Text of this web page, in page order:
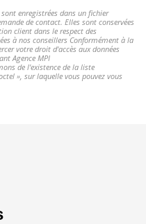
enregistrées dans un fichier
de contact. Elles sont conservées
client dans le respect des
à nos conseillers Conformément à la
votre droit d'accès aux données
Agence MPI
de l'existence de la liste
», sur laquelle vous pouvez vous